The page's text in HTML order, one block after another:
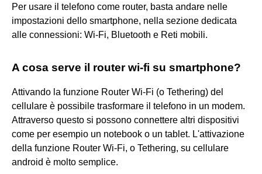
Per usare il telefono come router, basta andare nelle
impostazioni dello smartphone, nella sezione dedicata
alle connessioni: Wi-Fi, Bluetooth e Reti mobili.
A cosa serve il router wi-fi su smartphone?
Attivando la funzione Router Wi-Fi (o Tethering) del
cellulare è possibile trasformare il telefono in un modem.
Attraverso questo si possono connettere altri dispositivi
come per esempio un notebook o un tablet. L'attivazione
della funzione Router Wi-Fi, o Tethering, su cellulare
android è molto semplice.